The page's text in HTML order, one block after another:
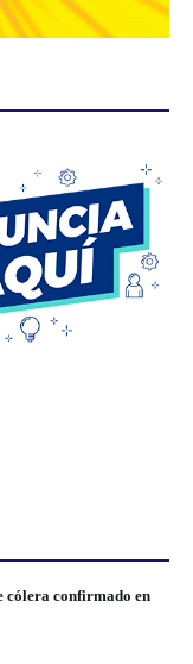
cólera confirmado en